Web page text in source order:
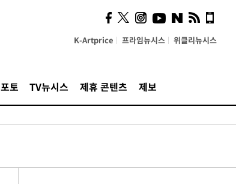
K-Artprice 프라임뉴시스 위클리뉴시스
포토 TV뉴시스 제휴 콘텐츠 제보
시, 스마트폰 액세서리에
NFC 더했다